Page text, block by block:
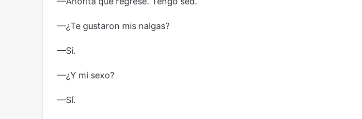
—¿Te gustaron mis nalgas?
—Sí.
—¿Y mi sexo?
—Sí.